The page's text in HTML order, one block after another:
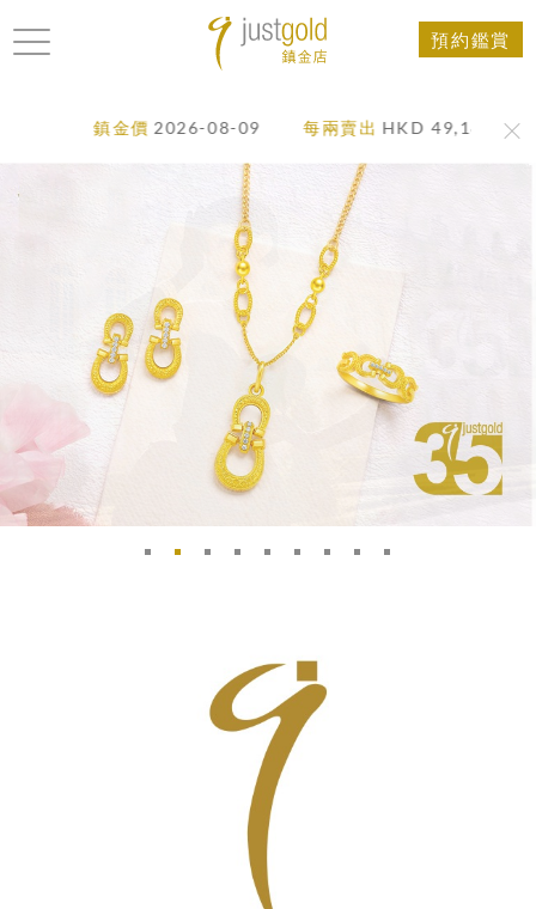
預約鑑賞
鎮金價2026-08-09 每兩賣出HKD 49,180 每